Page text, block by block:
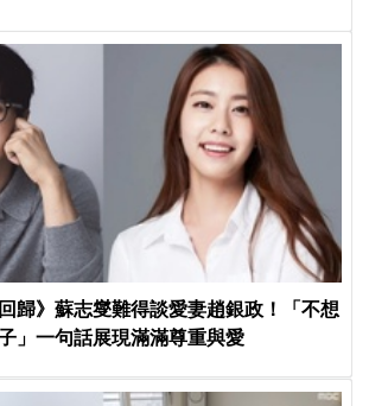
歸》蘇志燮難得談愛妻趙銀政！「不想
」一句話展現滿滿尊重與愛